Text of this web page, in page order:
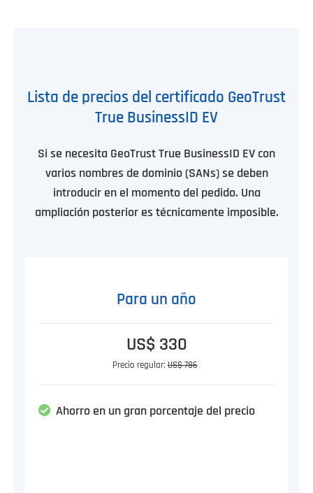
Lista de precios del certificado GeoTrust
True BusinessID EV
Si se necesita GeoTrust True BusinessID EV con
varios nombres de dominio (SANs) se deben
introducir en el momento del pedido. Una
ampliación posterior es técnicamente imposible.
Para un año
US$ 330
Precio regular:US$ 786
Ahorro en un gran porcentaje del precio